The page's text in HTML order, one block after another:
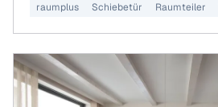
raumplus Schiebetür Raumteiler